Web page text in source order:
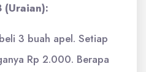
(Uraian):
3 buah apel. Setiap
Rp 2.000. Berapa